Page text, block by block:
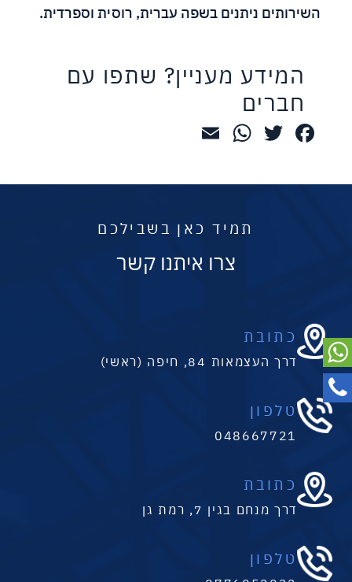
השירותים ניתנים בשפה עברית, רוסית וספרדית.
המידע מעניין? שתפו עם
חברים
Facebook
Twitter
WhatsApp
תמיד כאן בשבילכם
צרו איתנו קשר
כתובת
דרך העצמאות 84, חיפה (ראשי)
טלפון
048667721
כתובת
דרך מנחם בגין 7, רמת גן
טלפון